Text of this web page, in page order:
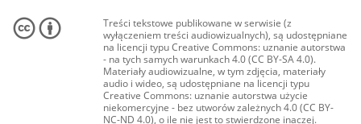
Treści tekstowe publikowane w serwisie (z
wyłączeniem treści audiowizualnych), są udostępniane
na licencji typu Creative Commons: uznanie autorstwa
- na tych samych warunkach 4.0 (CC BY-SA 4.0).
Materiały audiowizualne, w tym zdjęcia, materiały
audio i wideo, są udostępniane na licencji typu
Creative Commons: uznanie autorstwa użycie
niekomercyjne - bez utworów zależnych 4.0 (CC BY-
NC-ND 4.0), o ile nie jest to stwierdzone inaczej.